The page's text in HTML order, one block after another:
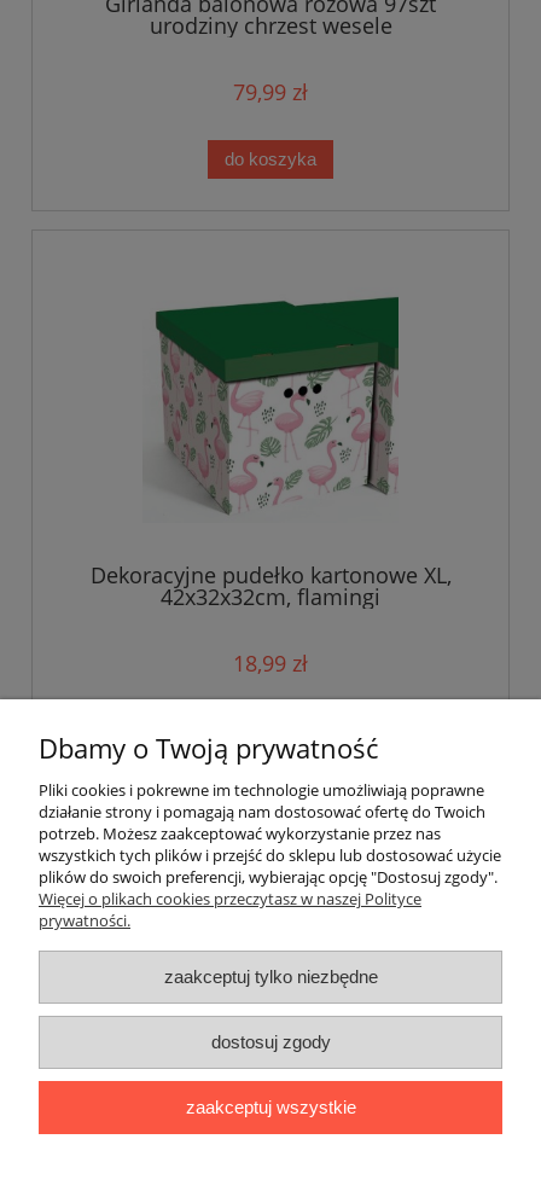
urodziny chrzest wesele
79,99 zł
do koszyka
Dekoracyjne pudełko kartonowe XL,
42x32x32cm, flamingi
18,99 zł
Pomoc
Moje konto
Płatności i dostawa
Informacje
Dbamy o Twoją prywatność
Pliki cookies i pokrewne im technologie umożliwiają poprawne
działanie strony i pomagają nam dostosować ofertę do Twoich
potrzeb. Możesz zaakceptować wykorzystanie przez nas
wszystkich tych plików i przejść do sklepu lub dostosować użycie
plików do swoich preferencji, wybierając opcję "Dostosuj zgody".
Więcej o plikach cookies przeczytasz w naszej Polityce
prywatności.
zaakceptuj tylko niezbędne
dostosuj zgody
zaakceptuj wszystkie